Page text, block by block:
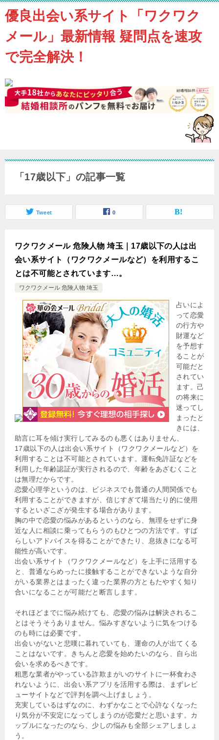
優良出会い系サイト「ワクワク
メール」最新情報 疑問点を速攻
で完全解決！
「17歳以下」の記事一覧
Tweet 0
ワクワクメール 危険人物 埼玉｜17歳以下の人は出
会い系サイト（ワクワクメールなど）を利用するこ
とは不可能とされています…。
ワクワクメール 危険人物 埼玉
占いによ
って恋愛
の行方や
財運など
を予想す
ることが
可能だと
されてい
ます。己
の将来に
迷ってし
まったと
きには、
助言に耳を傾け実行してみるのも悪くはありません、
17歳以下の人は出会い系サイト（ワクワクメールなど）を
利用することは不可能とされています。運転免許証などを
利用した年齢認証が実行されるので、年齢をあざむくこと
は無理だからです。
恋愛心理学というのは、ビジネスでも普通の人間関係でも
利用することができますが、信じすぎて場当たり的に使用
するといざこざが発生する場合があります。
胸の中で恋愛の悩みがあるというのなら、無理をせずに身
近な人に相談に乗ってもらうのもひとつの方法です。すば
らしいアドバイスを得ることができたり、息抜きになる可
能性が高いです。
出会い系サイト（ワクワクメールなど）を上手に活用する
と、普通ならめったに接触することができないような自分
がいる業界とはまったく違った業界の方ともたやすく知り
合いになることが可能だと断言します。
それほどまでに悩み続けても、恋愛の悩みは解決されるこ
とはそうそうありません。悩みすぎないように気をつける
のも時には必要です。
出会いがないと悲嘆に暮れていても、運命の人が出てくる
ことはないです。きちんと恋愛を始めたいのなら、自ら出
会いを求めるべきです。
粗悪な業者がやっている詐欺まがいのサイトに一杯食わさ
れないように、出会い系アプリを活用する際は、まずレビ
ューサイトなどで評判を調べ上げましょう。
充実しているはずなのに、わずかなことで心許なくなった
り気分が不安定になってしまうのが恋愛だと思います。カ
ップルになったのなら、少しの悩みも全部シェアしましょ
う。